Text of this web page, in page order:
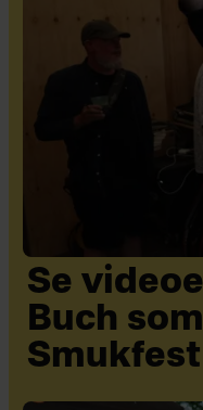
Se
Buch
Smukfest